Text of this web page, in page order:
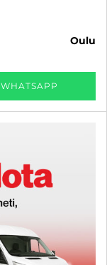
oulu
WHATSAPP